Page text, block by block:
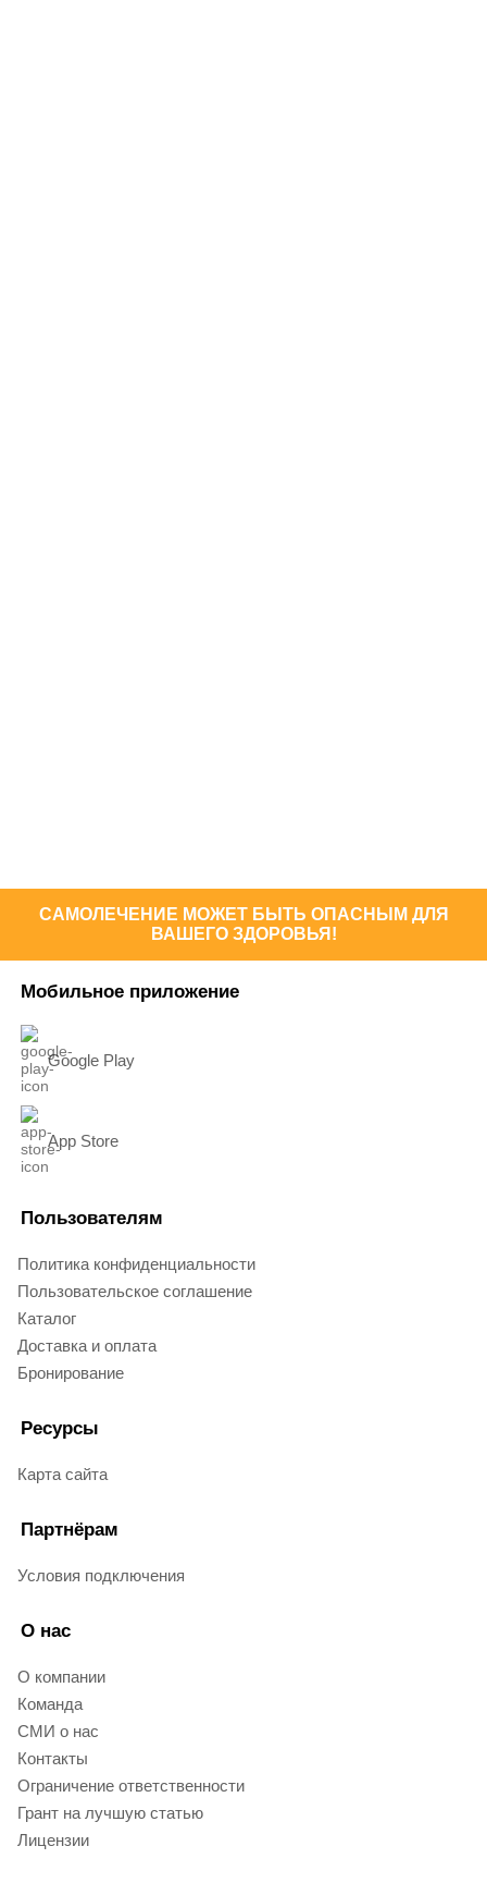
САМОЛЕЧЕНИЕ МОЖЕТ БЫТЬ ОПАСНЫМ ДЛЯ
ВАШЕГО ЗДОРОВЬЯ!
Мобильное приложение
Google Play
App Store
Пользователям
Политика конфиденциальности
Пользовательское соглашение
Каталог
Доставка и оплата
Бронирование
Ресурсы
Карта сайта
Партнёрам
Условия подключения
О нас
О компании
Команда
СМИ о нас
Контакты
Ограничение ответственности
Грант на лучшую статью
Лицензии